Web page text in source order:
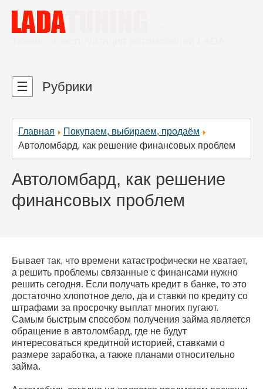
Главная
Покупаем, выбираем, продаём
Автоломбард, как решение финансовых проблем
Автоломбард, как решение
финансовых проблем
Бывает так, что времени катастрофически не хватает,
а решить проблемы связанные с финансами нужно
решить сегодня. Если получать кредит в банке, то это
достаточно хлопотное дело, да и ставки по кредиту со
штрафами за просрочку выплат многих пугают.
Самым быстрым способом получения займа является
обращение в автоломбард, где не будут
интересоваться кредитной историей, ставками о
размере заработка, а также планами относительно
займа.
☰ Рубрики